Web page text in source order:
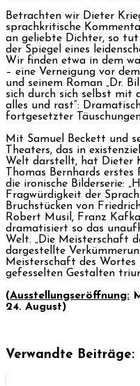
Betrachten wir Dieter
sprachkritische
an geliebte Dichter, so
der Spiegel eines
Wir finden etwa in dem
– eine Verneigung vor
und seinem Roman „Dr.
sich durch sich selbst mit
alles und rast“:
fortgesetzter
Mit Samuel Beckett und
Theaters, das in
Welt darstellt, hat Dieter
Thomas Bernhards
die ironische Bilderserie:
Fragwürdigkeit der
Bruchstücken von
Robert Musil, Franz
dramatisiert so das
Welt. „Die Meisterschaft
dargestellte
Meisterschaft des
gefesselten Gestalten
(Ausstellungseröffnung:
24. August)
Verwandte Beiträge: